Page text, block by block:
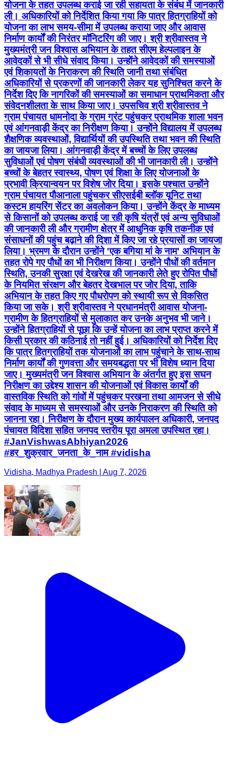
योजना के तहत उपलब्ध कराई जा रही सहायता के संबंध में जानकारी
ली। अधिकारियों को निर्देशित किया गया कि पात्र हितग्राहियों को
योजना का लाभ समय-सीमा में उपलब्ध कराया जाए और आवास
निर्माण कार्यों की निरंतर मॉनिटरिंग की जाए। श्री श्रीवास्तव ने
मुख्यमंत्री जन विश्वास अभियान के तहत सीएम हेल्पलाइन के
आवेदकों से भी सीधे संवाद किया। उन्होंने आवेदकों की समस्याओं
एवं शिकायतों के निराकरण की स्थिति जानी तथा संबंधित
अधिकारियों से प्रकरणों की जानकारी लेकर यह सुनिश्चित करने के
निर्देश दिए कि नागरिकों की समस्याओं का समाधान प्राथमिकता और
संवेदनशीलता के साथ किया जाए। उपसचिव श्री श्रीवास्तव ने
ग्राम पंचायत धामनोदा के ग्राम ग्रंट पहुंचकर प्राथमिक शाला भवन
एवं आंगनवाड़ी केंद्र का निरीक्षण किया। उन्होंने विद्यालय में उपलब्ध
शैक्षणिक व्यवस्थाओं, विद्यार्थियों की उपस्थिति तथा भवन की स्थिति
का जायजा लिया। आंगनवाड़ी केंद्र में बच्चों के लिए उपलब्ध
सुविधाओं एवं पोषण संबंधी व्यवस्थाओं की भी जानकारी ली। उन्होंने
बच्चों के बेहतर स्वास्थ्य, पोषण एवं शिक्षा के लिए योजनाओं के
प्रभावी क्रियान्वयन पर विशेष जोर दिया। इसके पश्चात उन्होंने
ग्राम पंचायत पौआनाला पहुंचकर सीएसईबी ब्लॉक यूनिट तथा
कस्टम हायरिंग सेंटर का अवलोकन किया। उन्होंने केंद्र के माध्यम
से किसानों को उपलब्ध कराई जा रही कृषि यंत्रों एवं अन्य सुविधाओं
की जानकारी ली और ग्रामीण क्षेत्र में आधुनिक कृषि तकनीक एवं
संसाधनों की पहुंच बढ़ाने की दिशा में किए जा रहे प्रयासों का जायजा
लिया। भ्रमण के दौरान उन्होंने 'एक बगिया मां के नाम' अभियान के
तहत रोपे गए पौधों का भी निरीक्षण किया। उन्होंने पौधों की वर्तमान
स्थिति, उनकी सुरक्षा एवं देखरेख की जानकारी लेते हुए रोपित पौधों
के नियमित संरक्षण और बेहतर देखभाल पर जोर दिया, ताकि
अभियान के तहत किए गए पौधरोपण को स्थायी रूप से विकसित
किया जा सके। श्री श्रीवास्तव ने प्रधानमंत्री आवास योजना-
ग्रामीण के हितग्राहियों से मुलाकात कर उनके अनुभव भी जाने।
उन्होंने हितग्राहियों से पूछा कि उन्हें योजना का लाभ प्राप्त करने में
किसी प्रकार की कठिनाई तो नहीं हुई। अधिकारियों को निर्देश दिए
कि पात्र हितग्राहियों तक योजनाओं का लाभ पहुंचाने के साथ-साथ
निर्माण कार्यों की गुणवत्ता और समयबद्धता पर भी विशेष ध्यान दिया
जाए। मुख्यमंत्री जन विश्वास अभियान के अंतर्गत हुए इस सघन
निरीक्षण का उद्देश्य शासन की योजनाओं एवं विकास कार्यों की
वास्तविक स्थिति को गांवों में पहुंचकर परखना तथा आमजन से सीधे
संवाद के माध्यम से समस्याओं और उनके निराकरण की स्थिति को
जानना रहा। निरीक्षण के दौरान मुख्य कार्यपालन अधिकारी, जनपद
पंचायत विदिशा सहित जनपद स्तरीय पूरा अमला उपस्थित रहा।
#JanVishwasAbhiyan2026
#हर_शुक्रवार_जनता_के_नाम #vidisha
Vidisha, Madhya Pradesh | Aug 7, 2026